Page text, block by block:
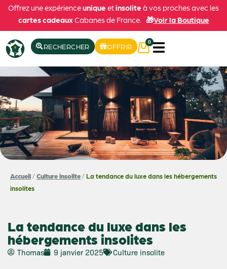
Offrez une expérienceunique etinsolite à vos proches avec les
cartes cadeauxCabanes de France. 🎁Voir la Boutique
RECHERCHER OFFRIR
0
Accueil/Culture insolite/La tendance du luxe dans les hébergements
insolites
La tendance du luxe dans les
hébergements insolites
Thomas 9 janvier 2025 Culture insolite